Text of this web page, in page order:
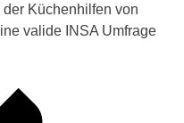
Küchenhilfen von
valide INSA Umfrage